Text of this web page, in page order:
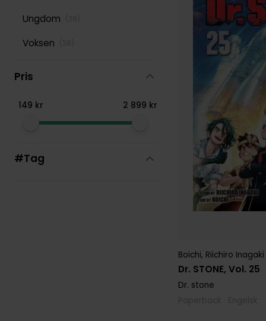
Dr. STONE, Vol. 25
Boichi, Riichiro Inagaki
Dr. stone
Ungdom
Voksen
Pris
149 kr 2 899 kr
#Tag